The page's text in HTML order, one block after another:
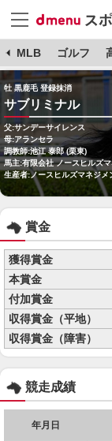
MLB ゴルフ
牡 黒鹿毛 登録抹消
サブリミナル
父:サンデーサイレンス
母:アランセラ
調教師:池江 泰郎 (栗東)
馬主:有限会社 ノースヒルズ
生産者:ノースヒルズマネジメ
賞金
獲得賞金
本賞金
付加賞金
収得賞金（平地）
収得賞金（障害）
競走成績
年月日